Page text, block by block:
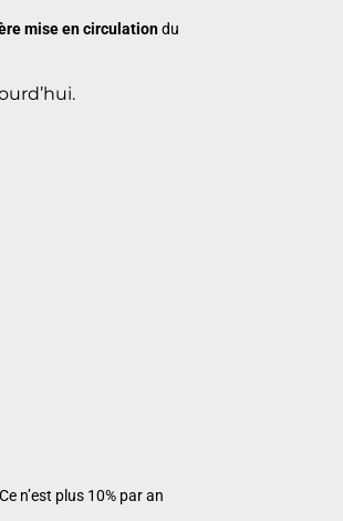
mise en circulationdu
n’est plus 10% par an